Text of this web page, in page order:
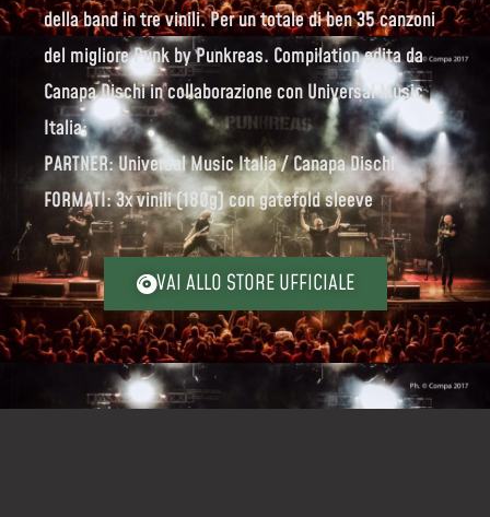
della band in tre vinili. Per un totale di ben 35 canzoni
del migliore Punk by Punkreas. Compilation edita da
Canapa Dischi in collaborazione con Universal Music
Italia;
PARTNER: Universal Music Italia / Canapa Dischi
FORMATI: 3x vinili (180g) con gatefold sleeve
VAI ALLO STORE UFFICIALE